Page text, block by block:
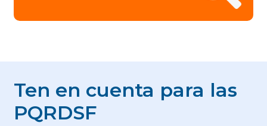
Ten en cuenta para las
PQRDSF